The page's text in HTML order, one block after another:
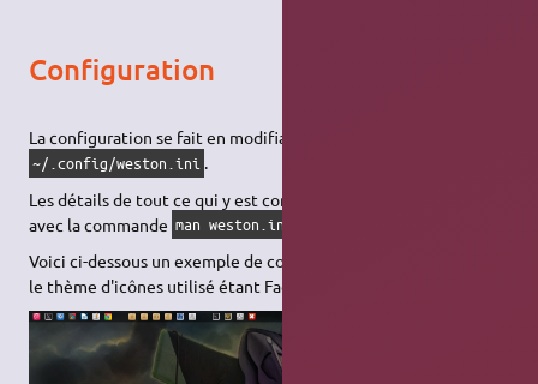
Configuration
La configuration se fait en modifiant le fichier
~/.config/weston.ini .
Les détails de tout ce qui y est configurable sont disponibles
avec la commande man weston.ini
Voici ci-dessous un exemple de configuration (avec Debian 9 ;
le thème d'icônes utilisé étant Faenza) :